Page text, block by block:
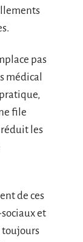
pas
médical
file
les
de ces
et
toujours